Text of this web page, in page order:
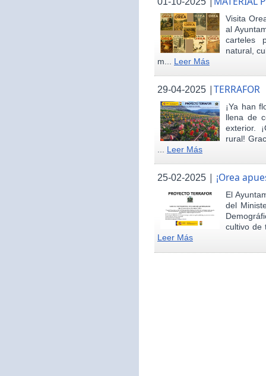
Visita
al
carteles
natural,
m... Leer Más
29-04-2025 |TERRAFOR
¡Ya han
llena de
exterior.
rural!
... Leer Más
25-02-2025 | ¡Orea
El
del
cultivo de
Leer Más